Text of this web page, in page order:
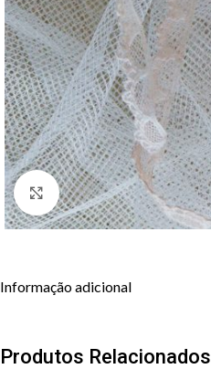
Clique para aumentar
Informação adicional
Produtos Relacionados